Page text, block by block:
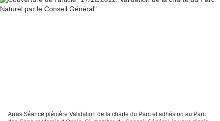
Arras Séance plénière Validation de la charte du Parc et adhésion au Parc